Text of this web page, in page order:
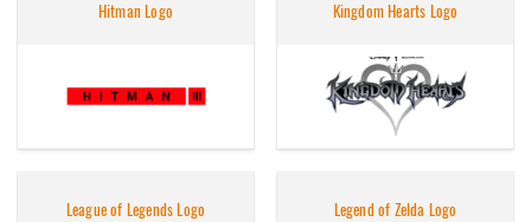
Hitman Logo Kingdom Hearts Logo
League of Legends Logo Legend of Zelda Logo